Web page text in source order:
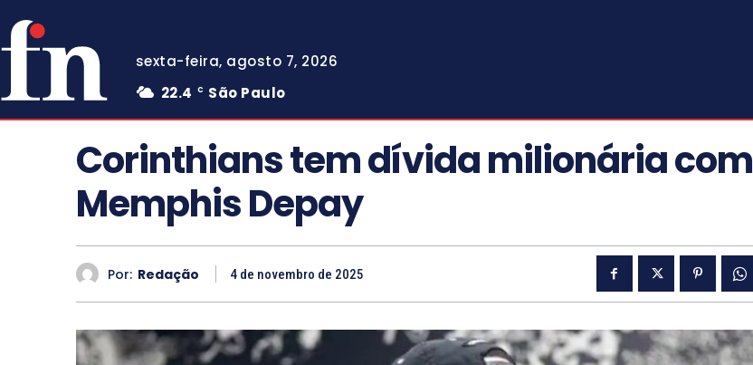
sexta-feira, agosto 7, 2026
22.4
C São Paulo
Corinthians tem dívida milionária com
Memphis Depay
Por: Redação 4 de novembro de 2025